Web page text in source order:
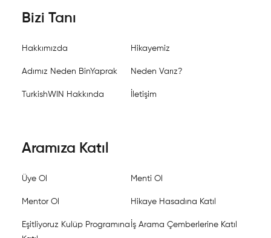
Bizi Tanı
Hakkımızda Hikayemiz
Adımız Neden BinYaprak Neden Varız?
TurkishWIN Hakkında İletişim
Aramıza Katıl
Üye Ol Menti Ol
Mentor Ol Hikaye Hasadına Katıl
Eşitliyoruz Kulüp Programına İş Arama Çemberlerine Katıl